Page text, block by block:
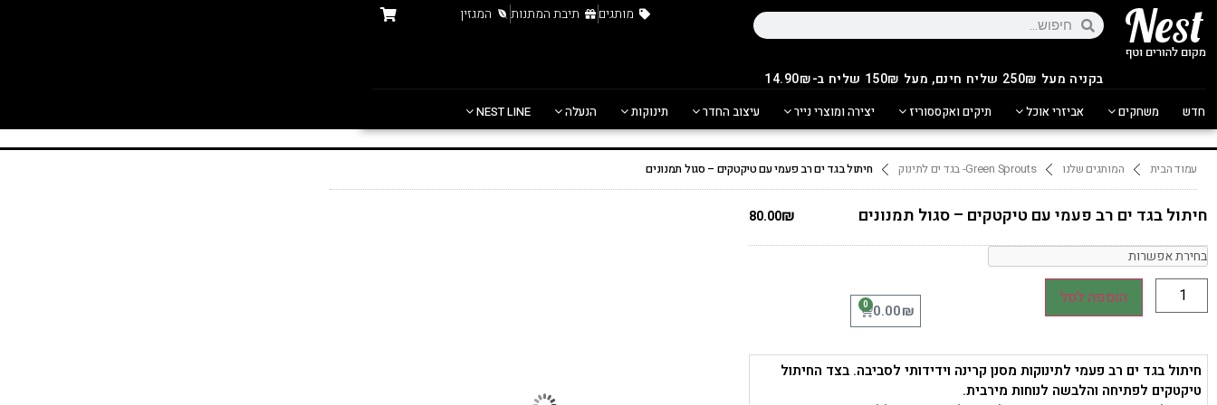
בקניה מעל 250 ₪ שליח חינם, מעל 150₪ שליח ב-14.90₪
מותגים תיבת המתנות המגזין
חדש משחקים אביזרי אוכל תיקים ואקססוריז יצירה ומוצרי נייר עיצוב החדר תינוקות הנעלה NEST LINE
עמוד הבית המותגים שלנו Green Sprouts- בגד ים לתינוק חיתול בגד ים רב פעמי עם טיקטקים – סגול תמנונים
חיתול בגד ים רב פעמי עם טיקטקים – סגול תמנונים 80.00₪
הוספה לסל
0.00₪
0
חיתול בגד ים רב פעמי לתינוקות מסנן קרינה וידידותי לסביבה. בצד החיתול
טיקטקים לפתיחה והלבשה לנוחות מירבית.